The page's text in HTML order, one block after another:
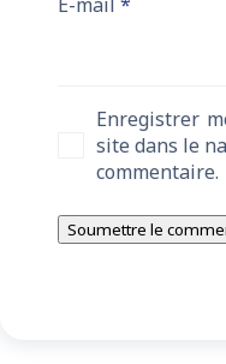
Enregistrer
site dans le
commentaire.
Soumettre le